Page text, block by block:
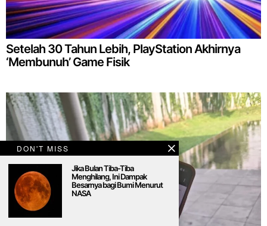
Setelah 30 Tahun Lebih, PlayStation Akhirnya
‘Membunuh’ Game Fisik
DON'T MISS
Jika Bulan Tiba-Tiba
Menghilang, Ini Dampak
Besarnya bagi Bumi Menurut
NASA